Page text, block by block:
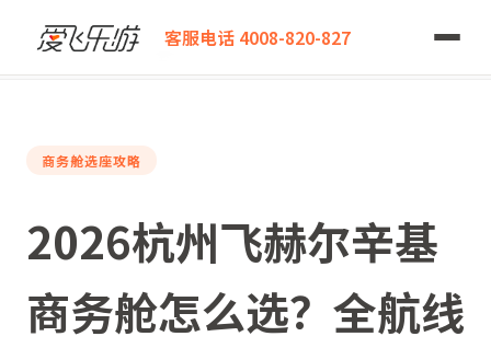
客服电话 4008-820-827
爱飞乐游
2026杭州飞赫尔辛基商务舱怎么选？全航线座位舒适度深扒指南
商务舱选座攻略
2026杭州飞赫尔辛基
商务舱怎么选？全航线